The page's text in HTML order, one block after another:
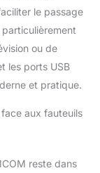
un
parfait
le passage
ou de
les ports USB
et pratique.
aux fauteuils
reste dans